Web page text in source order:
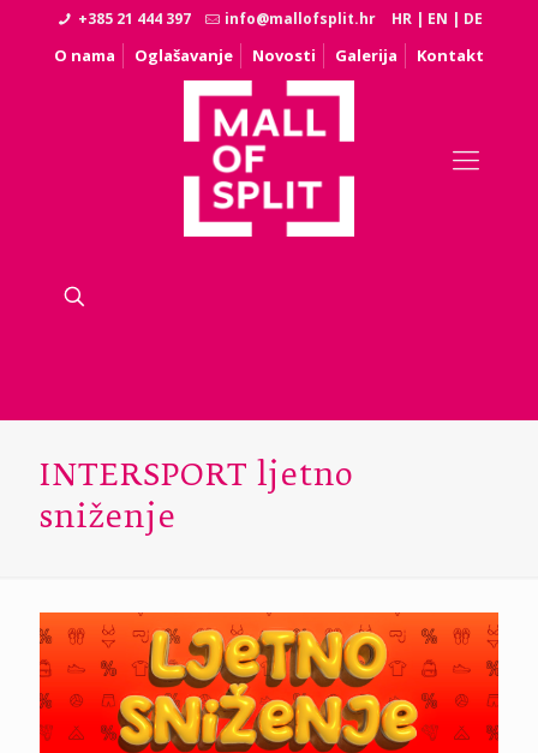
+385 21 444 397 info@mallofsplit.hr HR | EN | DE
O nama Oglašavanje Novosti Galerija Kontakt
INTERSPORT ljetno
sniženje